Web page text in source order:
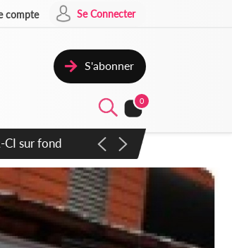
compte Se Connecter
S'abonner
0